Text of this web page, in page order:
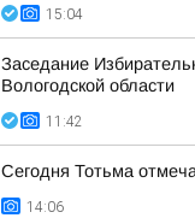
15:04
Заседание
Вологодской области
11:42
Сегодня Тотьма
14:06